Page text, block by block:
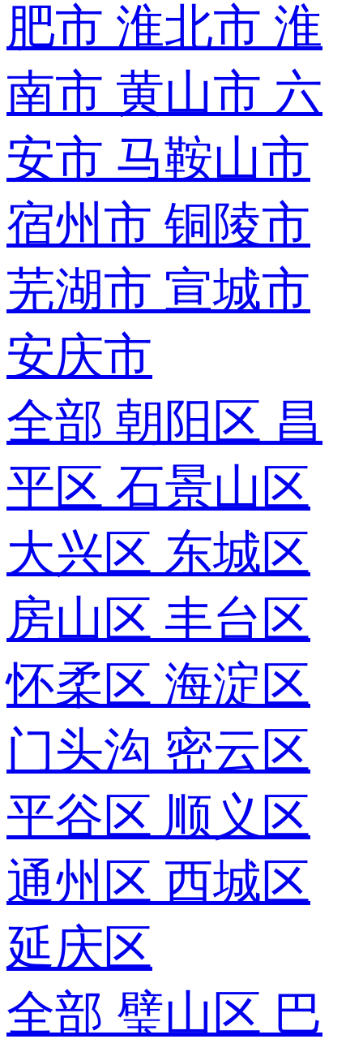
肥市 淮北市 淮
南市 黄山市 六
安市 马鞍山市
宿州市 铜陵市
芜湖市 宣城市
安庆市
全部 朝阳区 昌
平区 石景山区
大兴区 东城区
房山区 丰台区
怀柔区 海淀区
门头沟 密云区
平谷区 顺义区
通州区 西城区
延庆区
全部 璧山区 巴